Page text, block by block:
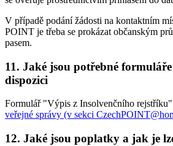
V případě podání žádosti na kontaktním
POINT je třeba se prokázat občanským
pasem.
11. Jaké jsou potřebné
dispozici
Formulář "Výpis z Insolvenčního
veřejné správy (v sekci
12. Jaké jsou poplatky a jak je